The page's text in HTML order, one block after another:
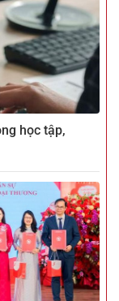
học tập,